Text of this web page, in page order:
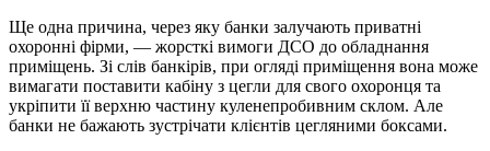
Ще одна причина, через яку банки залучають приватні
охоронні фірми, — жорсткі вимоги ДСО до обладнання
приміщень. Зі слів банкірів, при огляді приміщення вона може
вимагати поставити кабіну з цегли для свого охоронця та
укріпити її верхню частину куленепробивним склом. Але
банки не бажають зустрічати клієнтів цегляними боксами.